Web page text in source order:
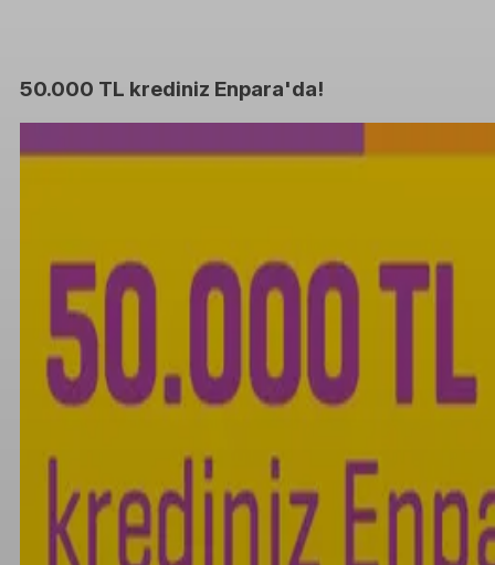
50.000 TL krediniz Enpara'da!